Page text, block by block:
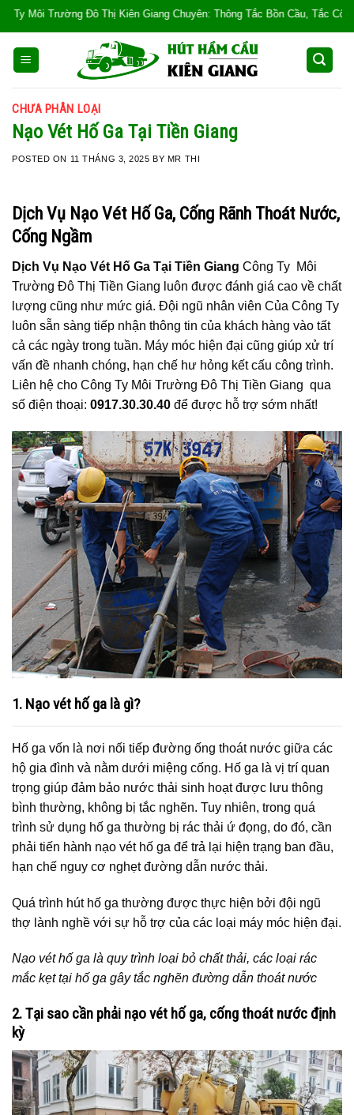
Skip
content
Đô Thị Kiên Giang Chuyên: Thông Tắc Bồn Cầu, Tắc Cống, Tắc
CHƯA PHÂN LOẠI
Nạo Vét Hố Ga Tại Tiền Giang
POSTED ON 11 THÁNG 3, 2025 BY MR THI
Dịch Vụ Nạo Vét Hố Ga, Cống Rãnh Thoát Nước,
Cống Ngầm
Dịch Vụ Nạo Vét Hố Ga Tại Tiền Giang Công Ty Môi
Trường Đô Thị Tiền Giang luôn được đánh giá cao về chất
lượng cũng như mức giá. Đội ngũ nhân viên Của Công Ty
luôn sẵn sàng tiếp nhận thông tin của khách hàng vào tất
cả các ngày trong tuần. Máy móc hiện đại cũng giúp xử trí
vấn đề nhanh chóng, hạn chế hư hỏng kết cấu công trình.
Liên hệ cho Công Ty Môi Trường Đô Thị Tiền Giang qua
số điện thoại: 0917.30.30.40 để được hỗ trợ sớm nhất!
1. Nạo vét hố ga là gì?
Hố ga vốn là nơi nối tiếp đường ống thoát nước giữa các
hộ gia đình và nằm dưới miệng cống. Hố ga là vị trí quan
trọng giúp đảm bảo nước thải sinh hoạt được lưu thông
bình thường, không bị tắc nghẽn. Tuy nhiên, trong quá
trình sử dụng hố ga thường bị rác thải ứ đọng, do đó, cần
phải tiến hành nạo vét hố ga để trả lại hiện trạng ban đầu,
hạn chế nguy cơ nghẹt đường dẫn nước thải.
Quá trình hút hố ga thường được thực hiện bởi đội ngũ
thợ lành nghề với sự hỗ trợ của các loại máy móc hiện đại.
Nạo vét hố ga là quy trình loại bỏ chất thải, các loại rác
mắc kẹt tại hố ga gây tắc nghẽn đường dẫn thoát nước
2. Tại sao cần phải nạo vét hố ga, cống thoát nước định
kỳ